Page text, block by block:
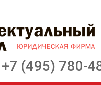
+7 (495) 780-